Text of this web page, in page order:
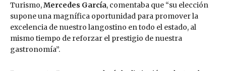
Turismo,Mercedes García, comentaba que “su elección
supone una magnífica oportunidad para promover la
excelencia de nuestro langostino en todo el estado, al
mismo tiempo de reforzar el prestigio de nuestra
gastronomía”.